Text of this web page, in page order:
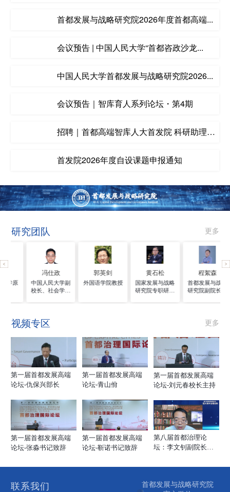
首都发展与战略研究院2026年度首都高端...
会议预告 | 中国人民大学“首都咨政沙龙...
中国人民大学首都发展与战略研究院2026...
会议预告｜智库育人系列论坛・第4期
招聘｜首都高端智库人大首发院 科研助理
首发院2026年度自设课题申报通知
研究团队 更多
大学原
冯仕政
中国人民大学副
校长、社会学院
郭英剑
外国语学院教授
黄石松
国家发展与战略
研究院专职研究
程絮森
首都发展与战略
研究院副院长、
视频专区 更多
第一届首都发展高端
论坛-仇保兴部长
第一届首都发展高端
论坛-青山佾
第一届首都发展高端
论坛-刘元春校长主持
第一届首都发展高端
论坛-张淼书记致辞
第一届首都发展高端
论坛-靳诺书记致辞
第八届首都治理论
坛：李文钊副院长演
联系我们
首都发展与战略研究院